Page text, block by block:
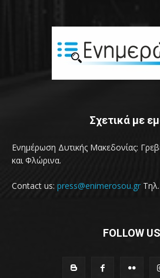
Σχετικά με
Ενημέρωση Δυτικής Μακεδονίας:
και Φλώρινα.
Contact us: press@enimerosou.gr
FOLLOW US